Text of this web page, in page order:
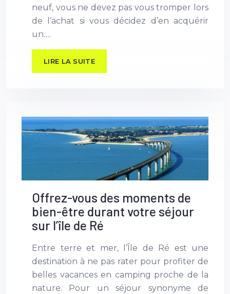
neuf, vous ne devez pas vous tromper lors
de l’achat si vous décidez d’en acquérir
un….
LIRE LA SUITE
Offrez-vous des moments de
bien-être durant votre séjour
sur l’île de Ré
Entre terre et mer, l’Île de Ré est une
destination à ne pas rater pour profiter de
belles vacances en camping proche de la
nature. Pour un séjour synonyme de